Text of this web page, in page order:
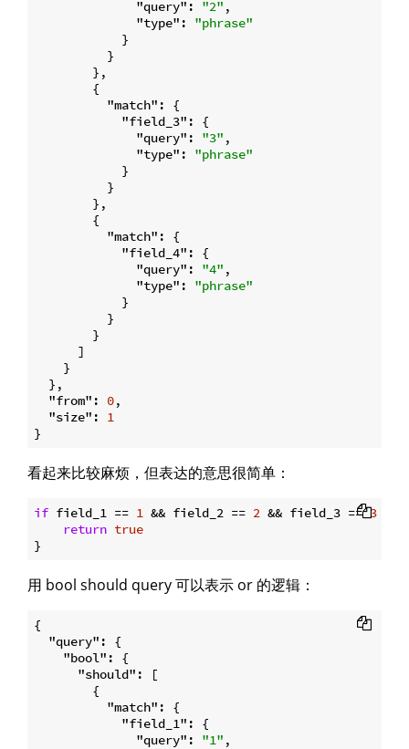
"query" : "2" ,
"type" : "phrase"
            }
          }
        },
        {
"match" : {
"field_3" : {
"query" : "3" ,
"type" : "phrase"
            }
          }
        },
        {
"match" : {
"field_4" : {
"query" : "4" ,
"type" : "phrase"
            }
          }
        }
      ]
    }
  },
"from" : 0,
"size" : 1
看起来比较麻烦，但表达的意思很简单：
if field_1 == 1 && field_2 == 2 && field_3 == 3
return true
用 bool should query 可以表示 or 的逻辑：
{
"query" : {
"bool" : {
"should" : [
        {
"match" : {
"field_1" : {
"query" : "1" ,